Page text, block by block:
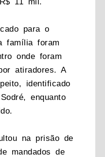
para o
família foram
onde foram
atiradores. A
identificado
enquanto
na prisão de
mandados de